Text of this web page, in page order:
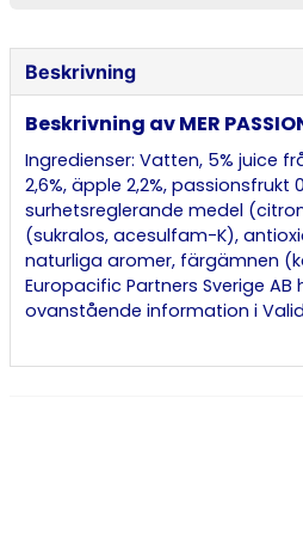
Beskrivning
Beskrivning av MER
Ingredienser: Vatten, 5% juice
2,6%, äpple 2,2%, passionsfrukt
surhetsreglerande medel
(sukralos, acesulfam-K),
naturliga aromer, färgämnen
Europacific Partners Sverige
ovanstående information i